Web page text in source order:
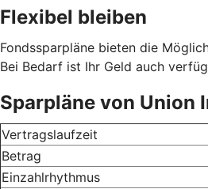
Flexibel bleiben
Fondssparpläne bieten die
Bei Bedarf ist Ihr Geld auch
Sparpläne von Union
Vertragslaufzeit
Betrag
Einzahlrhythmus